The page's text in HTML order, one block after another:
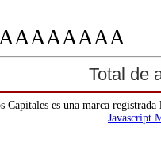
Total de
Capitales es una marca
Javascript